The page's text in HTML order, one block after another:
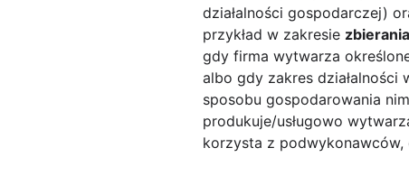
działalności gospodarczej)
przykład w zakresie
gdy firma wytwarza
albo gdy zakres
sposobu gospodarowania
produkuje/usługowo
korzysta z